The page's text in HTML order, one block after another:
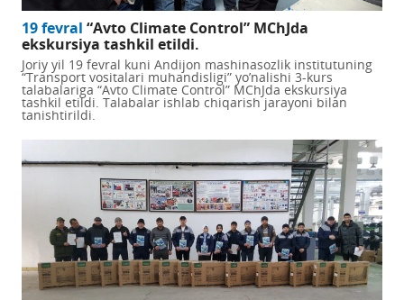
19 fevral “Avto Climate Control” MChJda
ekskursiya tashkil etildi.
Joriy yil 19 fevral kuni Andijon mashinasozlik institutuning
“Transport vositalari muhandisligi” yo’nalishi 3-kurs
talabalariga “Avto Climate Control” MChJda ekskursiya
tashkil etildi. Talabalar ishlab chiqarish jarayoni bilan
tanishtirildi.